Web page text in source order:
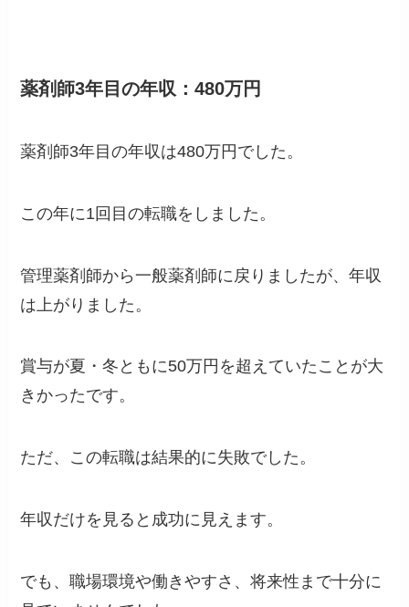
薬剤師3年目の年収：480万円
薬剤師3年目の年収は480万円でした。
この年に1回目の転職をしました。
管理薬剤師から一般薬剤師に戻りましたが、年収
は上がりました。
賞与が夏・冬ともに50万円を超えていたことが大
きかったです。
ただ、この転職は結果的に失敗でした。
年収だけを見ると成功に見えます。
でも、職場環境や働きやすさ、将来性まで十分に